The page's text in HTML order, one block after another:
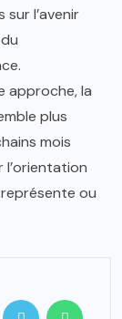
l’avenir
approche, la
plus
mois
ou